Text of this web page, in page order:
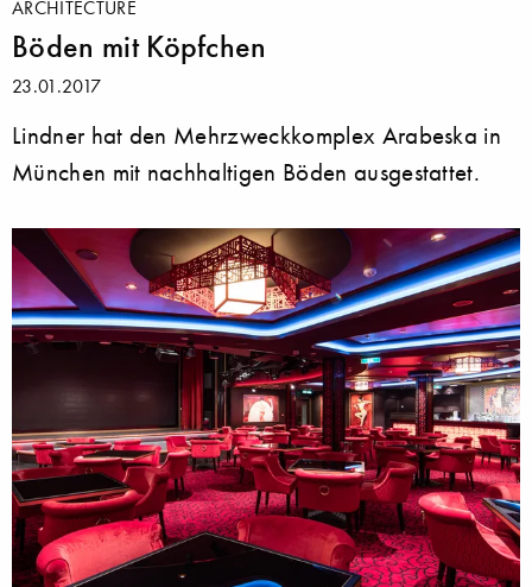
ARCHITECTURE
Böden mit Köpfchen
23.01.2017
Lindner hat den Mehrzweckkomplex Arabeska in
München mit nachhaltigen Böden ausgestattet.